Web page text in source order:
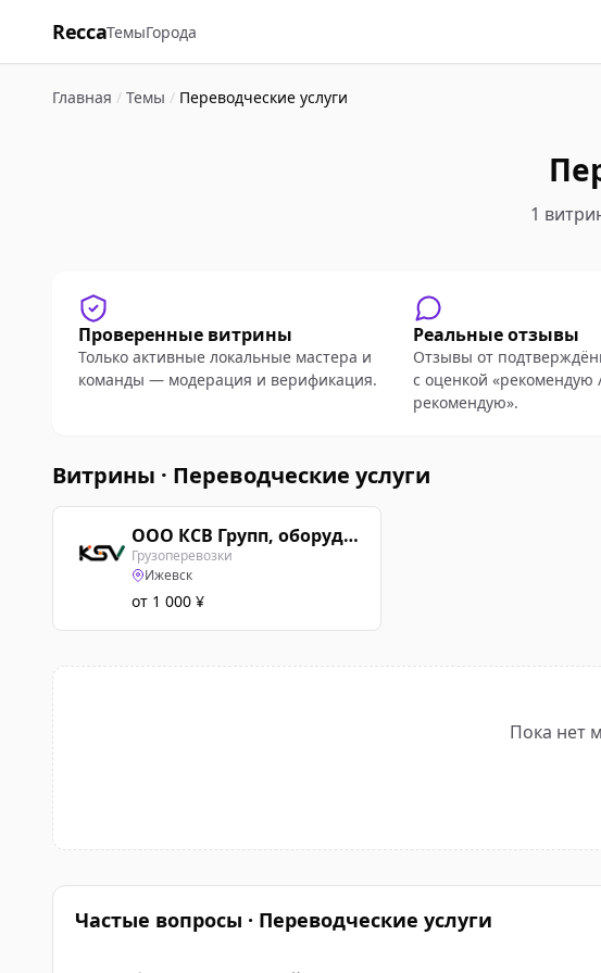
ReccaТемыГорода
Главная / Темы / Переводческие услуги
1
Проверенные витрины
Только активные локальные мастера и
команды — модерация и верификация.
Реальные отзывы
Отзывы от
с оценкой «рекомендую
рекомендую».
Витрины · Переводческие услуги
ООО КСВ Групп, оборудование из Китая
Грузоперевозки
Ижевск
от 1 000 ¥
Пока нет
Частые вопросы · Переводческие услуги